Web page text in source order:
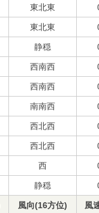
東北東
東北東
静穏
西南西
西南西
南南西
西北西
西北西
西
静穏
風向(16方位) 風